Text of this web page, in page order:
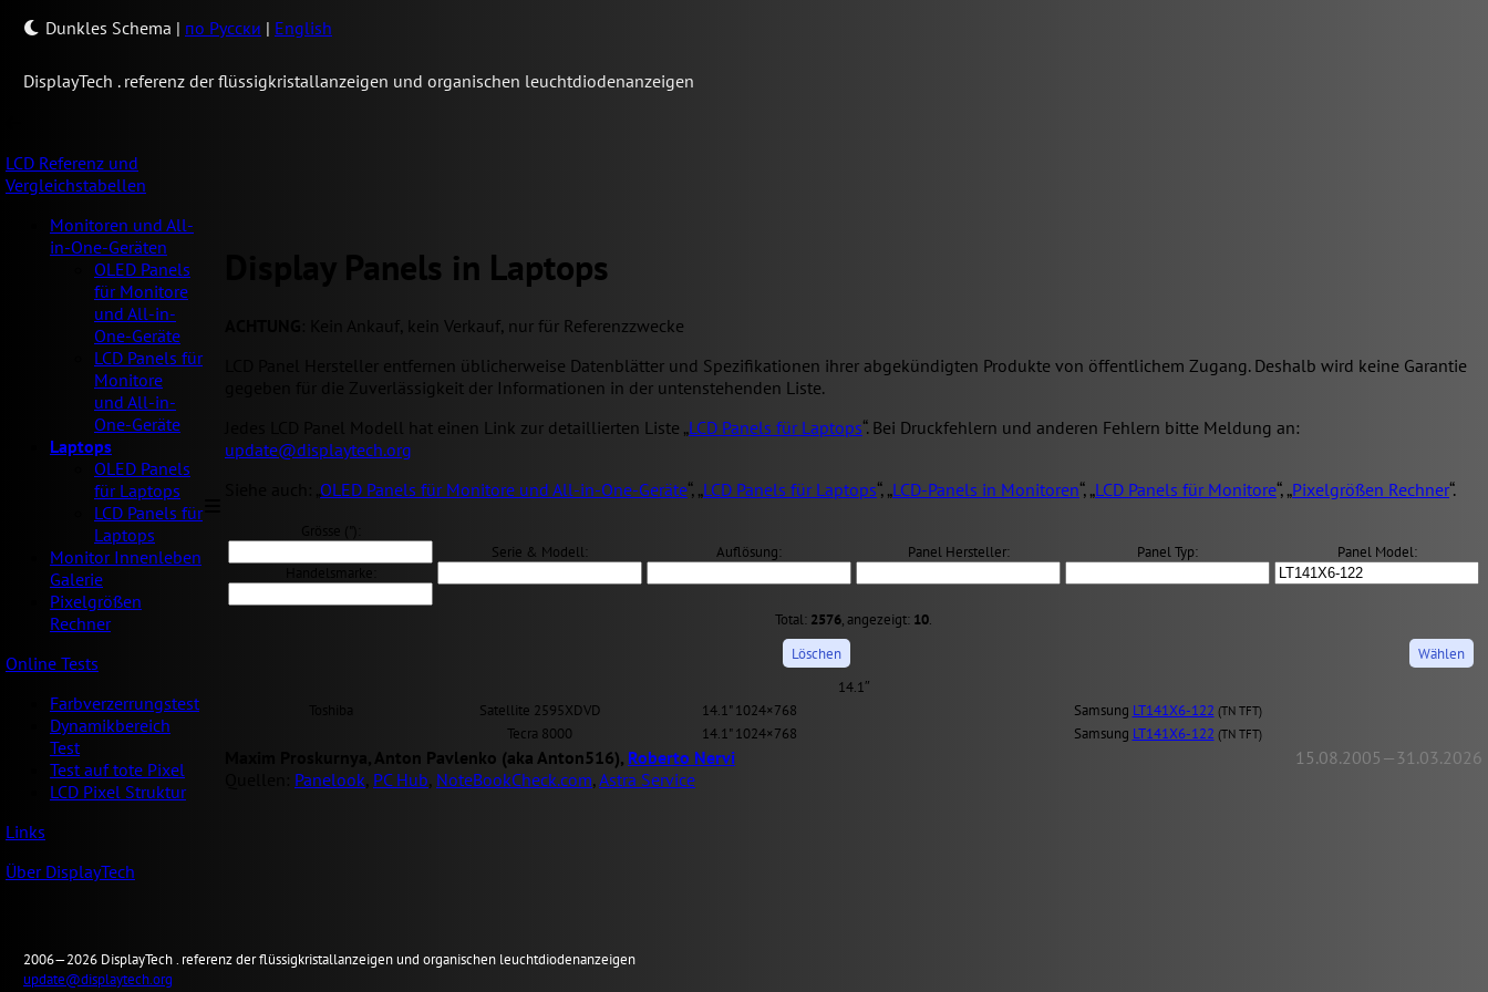
Dunkles Schema | по Русски | English
DisplayTech . referenz der flüssigkristallanzeigen und organischen leuchtdiodenanzeigen
LCD Referenz und
Vergleichstabellen
Monitoren und All-
in-One-Geräten
OLED Panels
für Monitore
und All-in-
One-Geräte
LCD Panels für
Monitore
und All-in-
One-Geräte
Laptops
OLED Panels
für Laptops
LCD Panels für
Laptops
Monitor Innenleben
Galerie
Pixelgrößen
Rechner
Online Tests
Farbverzerrungstest
Dynamikbereich
Test
Test auf tote Pixel
LCD Pixel Struktur
Links
Über DisplayTech
Display Panels in Laptops
: Kein Ankauf, kein Verkauf, nur für Referenzzwecke
LCD Panel Hersteller entfernen üblicherweise Datenblätter und Spezifikationen ihrer abgekündigten Produkte von öffentlichem Zugang. Deshalb wird keine Garantie
gegeben für die Zuverlässigkeit der Informationen in der untenstehenden Liste.
Jedes LCD Panel Modell hat einen Link zur detaillierten Liste „LCD Panels für Laptops“. Bei Druckfehlern und anderen Fehlern bitte Meldung an:
update@displaytech.org
OLED Panels für Monitore und All-in-One-Geräte“, „LCD Panels für Laptops“, „LCD-Panels in Monitoren“, „LCD Panels für Monitore“, „Pixelgrößen Rechner“.
Handelsmarke:
Serie & Modell: Auflösung: Panel Hersteller: Panel Typ: Panel Model:
Total: 2576, angezeigt: 10.
14.1″
Satellite 2595XDVD 14.1" 1024×768 Samsung LT141X6-122 (TN TFT)
Tecra 8000 14.1" 1024×768 Samsung LT141X6-122 (TN TFT)
15.08.2005—31.03.2026
Maxim Proskurnya, Anton Pavlenko (aka Anton516), Roberto Nervi
Panelook PC Hub, NoteBookCheck.com, Astra Service
2006—2026 DisplayTech . referenz der flüssigkristallanzeigen und organischen leuchtdiodenanzeigen
update@displaytech.org